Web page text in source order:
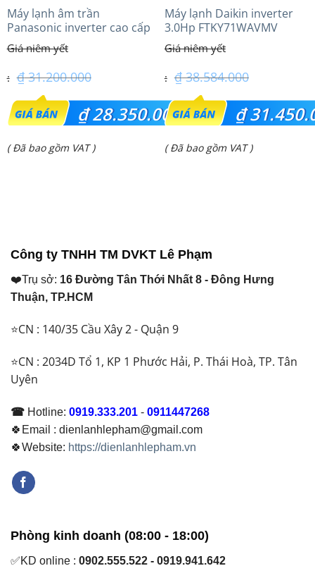
Máy lạnh âm trần
Panasonic inverter cao cấp
(2.5Hp) S-1821PU3HA/U-
21PRH1H5
₫31.200.000
Giá
gốc
là:
₫28.350.000
Giá
( Đã bao gồm VAT )
Máy lạnh Daikin inverter
3.0Hp FTKY71WAVMV
₫38.584.000
Giá
gốc
là:
₫
Giá
( Đã bao gồm VAT )
Công ty TNHH TM DVKT Lê Phạm
❤️Trụ sở: 16 Đường Tân Thới Nhất 8 - Đông Hưng
Thuận, TP.HCM
⭐CN : 140/35 Cầu Xây 2 - Quận 9
⭐CN : 2034D Tổ 1, KP 1 Phước Hải, P. Thái Hoà, TP. Tân
Uyên
☎ Hotline: 0919.333.201 - 0911447268
🍀Email : dienlanhlepham@gmail.com
🍀Website: https://dienlanhlepham.vn
Phòng kinh doanh (08:00 - 18:00)
✅KD online : 0902.555.522 - 0919.941.642